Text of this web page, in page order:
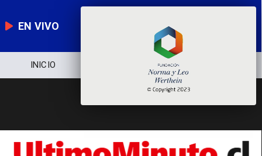
EN VIVO
NOTICIERO